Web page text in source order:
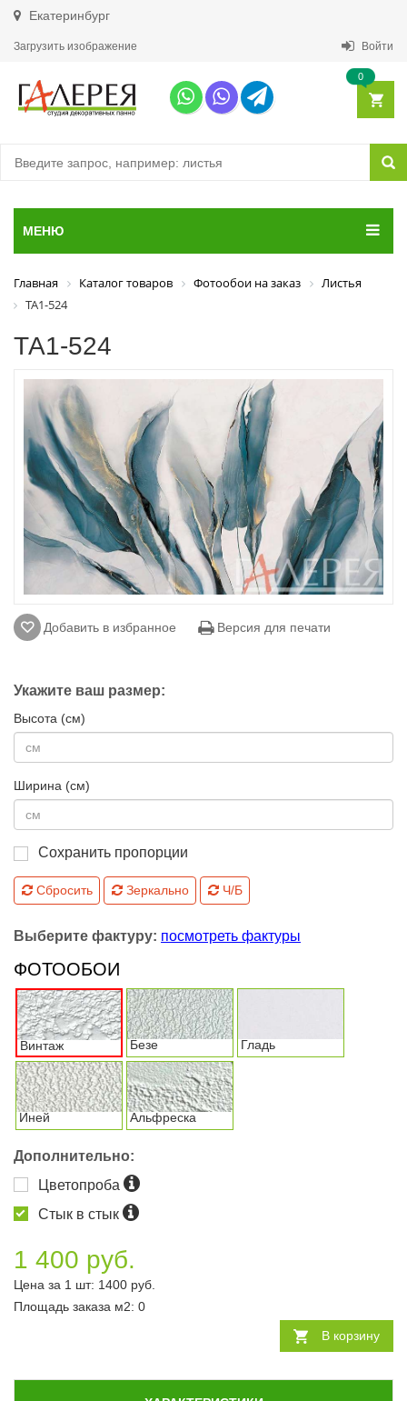
Екатеринбург
Загрузить изображение Войти
0
МЕНЮ
Главная Каталог товаров Фотообои на заказ
Листья
ТА1-524
ТА1-524
Добавить в избранное Версия для печати
Укажите ваш размер:
Высота (см)
Ширина (см)
Сохранить пропорции
Сбросить Зеркально Ч/Б
Выберите фактуру: посмотреть фактуры
ФОТООБОИ
Винтаж Безе Гладь
Иней Альфреска
Дополнительно:
Цветопроба
Стык в стык
1 400 руб.
Цена за 1 шт: 1400 руб.
Площадь заказа м2: 0
В корзину